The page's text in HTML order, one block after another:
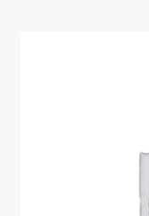
Юридические